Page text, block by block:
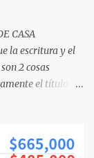
CASA
la escritura y el
2 cosas
el título
lo cual
la propiedad.